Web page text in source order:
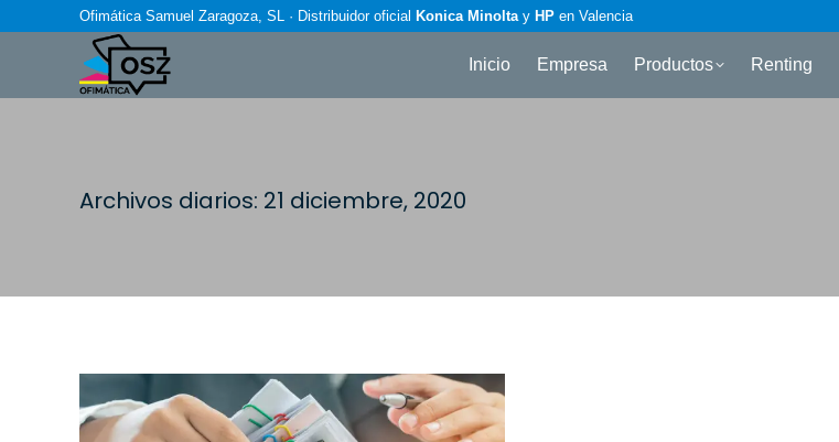
Ofimática Samuel Zaragoza, SL · Distribuidor oficial Konica Minoltay HP en Valencia
Inicio Empresa Productos Renting
Archivos diarios: 21 diciembre, 2020